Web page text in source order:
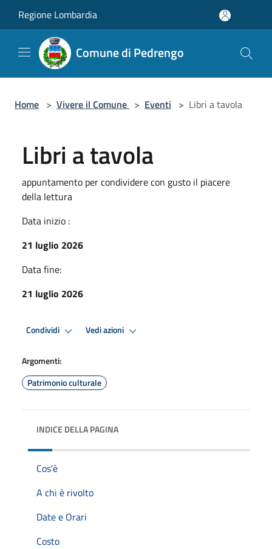
Regione Lombardia
Comune di Pedrengo
Home > Vivere il Comune > Eventi > Libri a tavola
Libri a tavola
appuntamento per condividere con gusto il piacere
della lettura
Data inizio :
21 luglio 2026
Data fine:
21 luglio 2026
Condividi Vedi azioni
Argomenti:
Patrimonio culturale
INDICE DELLA PAGINA
Cos'è
A chi è rivolto
Date e Orari
Costo